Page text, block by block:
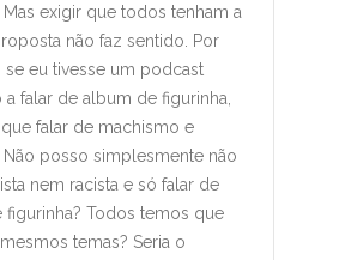
exigir que todos tenham a
não faz sentido. Por
se eu tivesse um podcast
falar de album de figurinha,
falar de machismo e
Não posso simplesmente não
nem racista e só falar de
figurinha? Todos temos que
temas? Seria o